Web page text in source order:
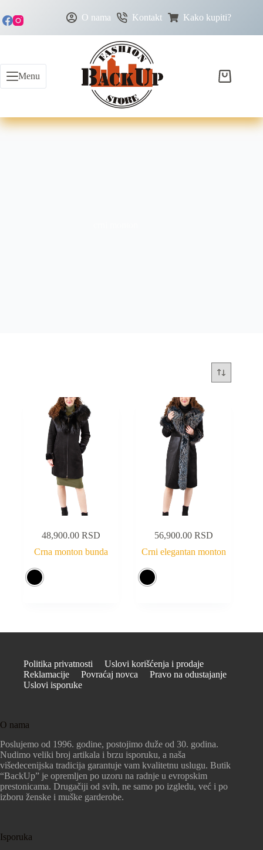
O nama Kontakt Kako kupiti?
Menu
48,900.00RSD
Crna monton bunda
56,900.00RSD
Crni elegantan monton
Politika privatnosti
Uslovi korišćenja i prodaje
Reklamacije
Povraćaj novca
Pravo na odustajanje
Uslovi isporuke
O nama
Poslujemo od 1996. godine, postojimo duže od 30. godina.
Nudimo veliki broj artikala i brzu isporuku, a naša
višedecenijska tradicija garantuje vam kvalitetnu uslugu. Butik
“BackUp” je opremljen po uzoru na radnje u evropskim
prestonicama. Drugačiji od svih, ne samo po izgledu, već i po
izboru ženske i muške garderobe.
Isporuka